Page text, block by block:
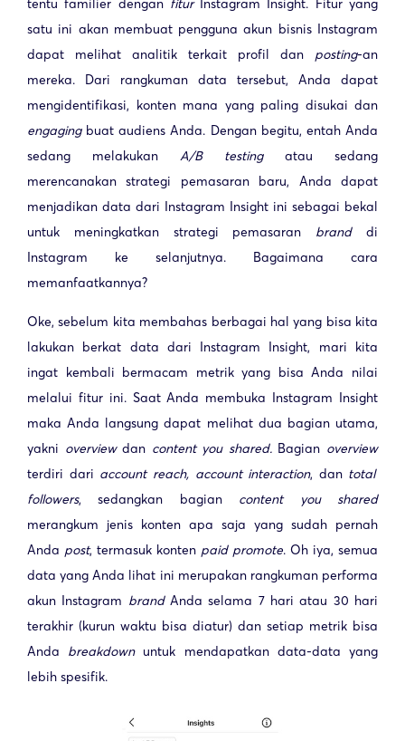
tentu familier dengan fitur Instagram Insight. Fitur yang
satu ini akan membuat pengguna akun bisnis Instagram
dapat melihat analitik terkait profil dan posting-an
mereka. Dari rangkuman data tersebut, Anda dapat
mengidentifikasi, konten mana yang paling disukai dan
engagingbuat audiens Anda. Dengan begitu, entah Anda
sedang melakukan A/B testingatau sedang
merencanakan strategi pemasaran baru, Anda dapat
menjadikan data dari Instagram Insight ini sebagai bekal
untuk meningkatkan strategi pemasaran branddi
Instagram ke selanjutnya. Bagaimana cara
memanfaatkannya?
Oke, sebelum kita membahas berbagai hal yang bisa kita
lakukan berkat data dari Instagram Insight, mari kita
ingat kembali bermacam metrik yang bisa Anda nilai
melalui fitur ini. Saat Anda membuka Instagram Insight
maka Anda langsung dapat melihat dua bagian utama,
yakni overviewdan content you shared. Bagian overview
terdiri dari account reach, account interaction, dan total
followers, sedangkan bagian content you shared
merangkum jenis konten apa saja yang sudah pernah
Anda post, termasuk konten paid promote. Oh iya, semua
data yang Anda lihat ini merupakan rangkuman performa
akun Instagram brandAnda selama 7 hari atau 30 hari
terakhir (kurun waktu bisa diatur) dan setiap metrik bisa
Anda breakdownuntuk mendapatkan data-data yang
lebih spesifik.